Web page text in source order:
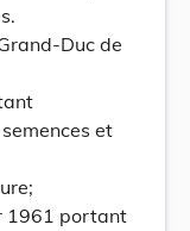
Duc de
et
1961 portant